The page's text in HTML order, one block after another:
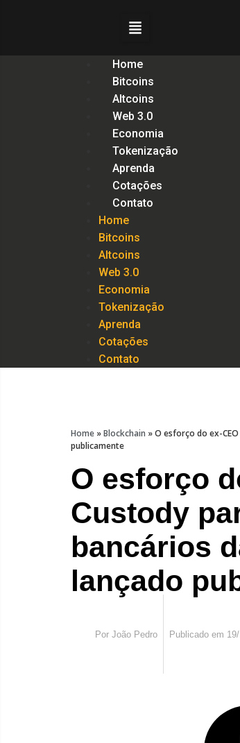
Home
Bitcoins
Altcoins
Web 3.0
Economia
Tokenização
Aprenda
Cotações
Contato
Home
Bitcoins
Altcoins
Web 3.0
Economia
Tokenização
Aprenda
Cotações
Contato
Home »Blockchain »O esforço do ex-
publicamente
O esforço
Custody
bancários
lançado
Por João Pedro Publicado em